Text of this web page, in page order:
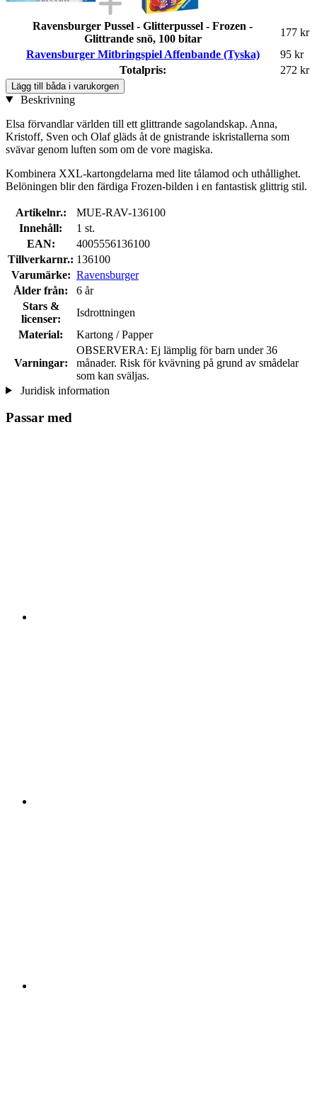
Ravensburger Pussel - Glitterpussel - Frozen -
Glittrande snö, 100 bitar
177 kr
Ravensburger Mitbringspiel Affenbande (Tyska)
95 kr
Totalpris:
272 kr
Lägg till båda i varukorgen
Beskrivning
Elsa förvandlar världen till ett glittrande sagolandskap. Anna,
Kristoff, Sven och Olaf gläds åt de gnistrande iskristallerna som
svävar genom luften som om de vore magiska.
Kombinera XXL-kartongdelarna med lite tålamod och uthållighet.
Belöningen blir den färdiga Frozen-bilden i en fantastisk glittrig stil.
Artikelnr.:
MUE-RAV-136100
Innehåll:
1 st.
EAN:
4005556136100
Tillverkarnr.: 136100
Varumärke: Ravensburger
Ålder från:
6 år
Stars &
licenser:
Isdrottningen
Material:
Kartong / Papper
Varningar:
OBSERVERA: Ej lämplig för barn under 36
månader. Risk för kvävning på grund av smådelar
som kan sväljas.
Juridisk information
Passar med